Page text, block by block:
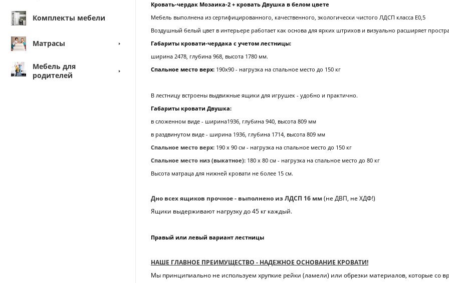
Комплекты мебели
Матрасы
Мебель для
родителей
Кровать-чердак Мозаика-2 + кровать Двушка в белом цвете
Мебель выполнена из сертифицированного, качественного, экологически чистого ЛДСП класса Е0,5
Воздушный белый цвет в интерьере работает как основа для ярких штрихов и визуально расширяет
Габариты кровати-чердака с учетом лестницы:
ширина 2478, глубина 968, высота 1780 мм.
Спальное место верх: 190х90 - нагрузка на спальное место до 150 кг
В лестницу встроены выдвижные ящики для игрушек - удобно и практично.
Габариты кровати Двушка:
в сложенном виде - ширина1936, глубина 940, высота 809 мм
в раздвинутом виде - ширина 1936, глубина 1714, высота 809 мм
Спальное место верх: 190 х 90 см - нагрузка на спальное место до 150 кг
Спальное место низ (выкатное): 180 х 80 см - нагрузка на спальное место до 80 кг
Высота матраца для нижней кровати не более 15 см.
Дно всех ящиков прочное - выполнено из ЛДСП 16 мм(не ДВП, не ХДФ!)
Ящики выдерживают нагрузку до 45 кг каждый.
Правый или левый вариант лестницы
НАШЕ ГЛАВНОЕ ПРЕИМУЩЕСТВО - НАДЕЖНОЕ ОСНОВАНИЕ КРОВАТИ!
Мы принципиально не используем хрупкие рейки (ламели) или обрезки материалов, которые со